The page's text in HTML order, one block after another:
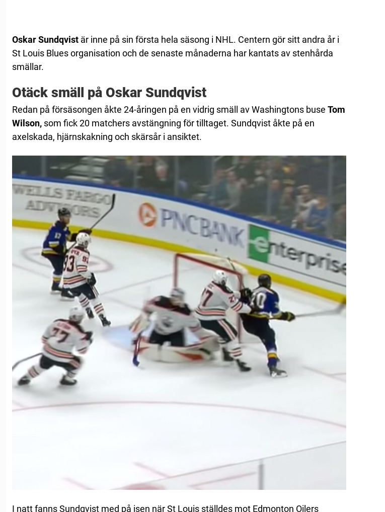
Oskar Sundqvist är inne på sin första hela säsong i NHL. Centern gör sitt andra år i
St Louis Blues organisation och de senaste månaderna har kantats av stenhårda
smällar.
Otäck smäll på Oskar Sundqvist
Redan på försäsongen åkte 24-åringen på en vidrig smäll av Washingtons buse Tom
Wilson, som fick 20 matchers avstängning för tilltaget. Sundqvist åkte på en
axelskada, hjärnskakning och skärsår i ansiktet.
I natt fanns Sundqvist med på isen när St Louis ställdes mot Edmonton Oilers